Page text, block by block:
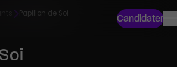
Candidater
Papillon de Soi